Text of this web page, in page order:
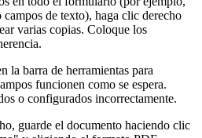
de texto), haga clic derecho
varias copias. Coloque los
la barra de herramientas para
funcionen como se espera.
o configurados incorrectamente.
guarde el documento haciendo clic